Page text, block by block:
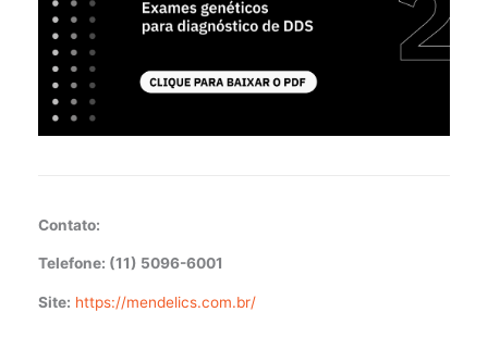
Contato:
Telefone: (11) 5096-6001
Site: https://mendelics.com.br/